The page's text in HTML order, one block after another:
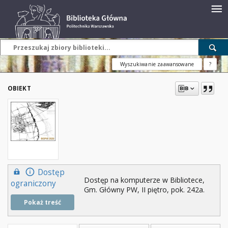
Wyszukiwanie zaawansowane ?
OBIEKT
Dostęp
ograniczony
Pokaż treść
Dostęp na komputerze w Bibliotece,
Gm. Główny PW, II piętro, pok. 242a.